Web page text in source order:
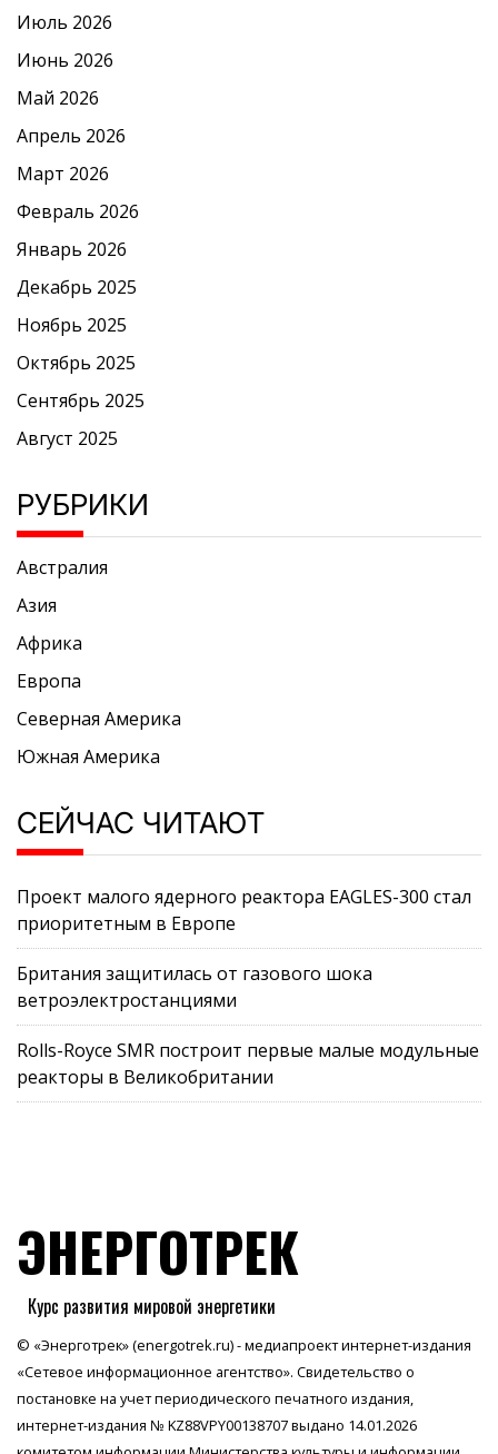
Июль 2026
Июнь 2026
Май 2026
Апрель 2026
Март 2026
Февраль 2026
Январь 2026
Декабрь 2025
Ноябрь 2025
Октябрь 2025
Сентябрь 2025
Август 2025
РУБРИКИ
Австралия
Азия
Африка
Европа
Северная Америка
Южная Америка
СЕЙЧАС ЧИТАЮТ
Проект малого ядерного реактора EAGLES-300 стал
приоритетным в Европе
Британия защитилась от газового шока
ветроэлектростанциями
Rolls-Royce SMR построит первые малые модульные
реакторы в Великобритании
ЭНЕРГОТРЕК
Курс развития мировой энергетики
© «Энерготрек» (energotrek.ru) - медиапроект интернет-издания
«Сетевое информационное агентство». Свидетельство о
постановке на учет периодического печатного издания,
интернет-издания № KZ88VPY00138707 выдано 14.01.2026